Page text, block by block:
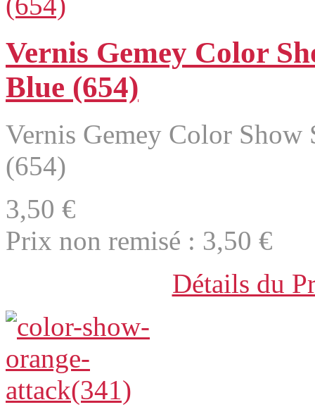
Vernis Gemey Color
Blue (654)
Vernis Gemey Color Show
(654)
3,50 €
Prix non remisé : 3,50 €
Détails du